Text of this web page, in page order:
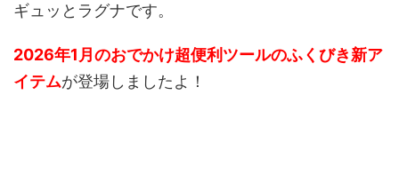
ギュッとラグナです。
2026年1月のおでかけ超便利ツールのふくびき新ア
イテムが登場しましたよ！